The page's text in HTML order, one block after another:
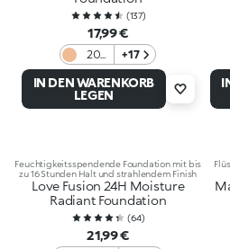
(137)
17,99 €
20
Ivory
+17
IN DEN WARENKORB
LEGEN
Feuchtigkeitsspendende Foundation mit bis
zu 16 Stunden Halt und strahlendem Finish
Love Fusion 24H Moisture
Radiant Foundation
(64)
21,99 €